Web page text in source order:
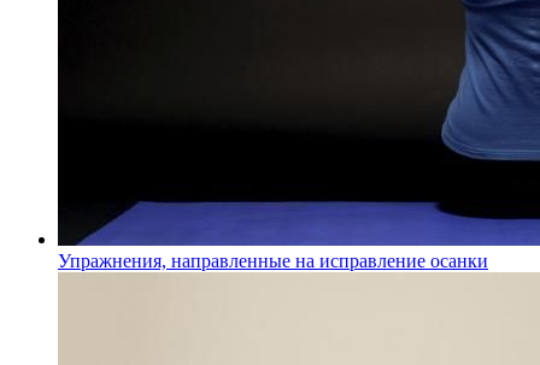
Упражнения, направленные на исправление осанки